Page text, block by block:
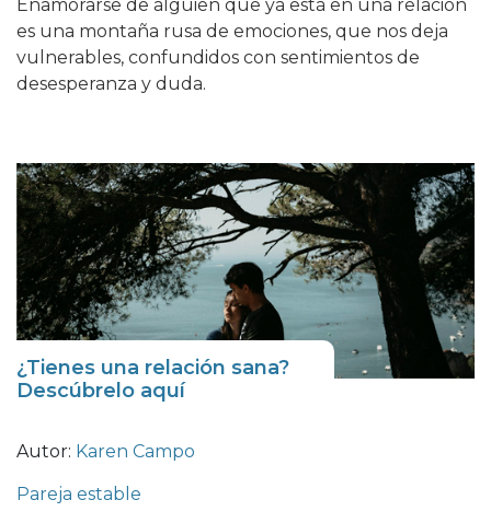
Enamorarse de alguien que ya está en una relación
es una montaña rusa de emociones, que nos deja
vulnerables, confundidos con sentimientos de
desesperanza y duda.
¿Tienes una relación sana?
Descúbrelo aquí
Autor: Karen Campo
Pareja estable